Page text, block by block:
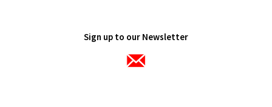
Sign up to our Newsletter